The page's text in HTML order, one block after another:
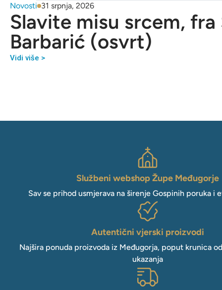
Novosti 31 srpnja, 2026
Slavite misu srcem, fra
Barbarić (osvrt)
Vidi više >
Službeni webshop Župe Međugorje
Sav se prihod usmjerava na širenje Gospinih poruka i
Autentični vjerski proizvodi
Najšira ponuda proizvoda iz Međugorja, poput krunica
ukazanja